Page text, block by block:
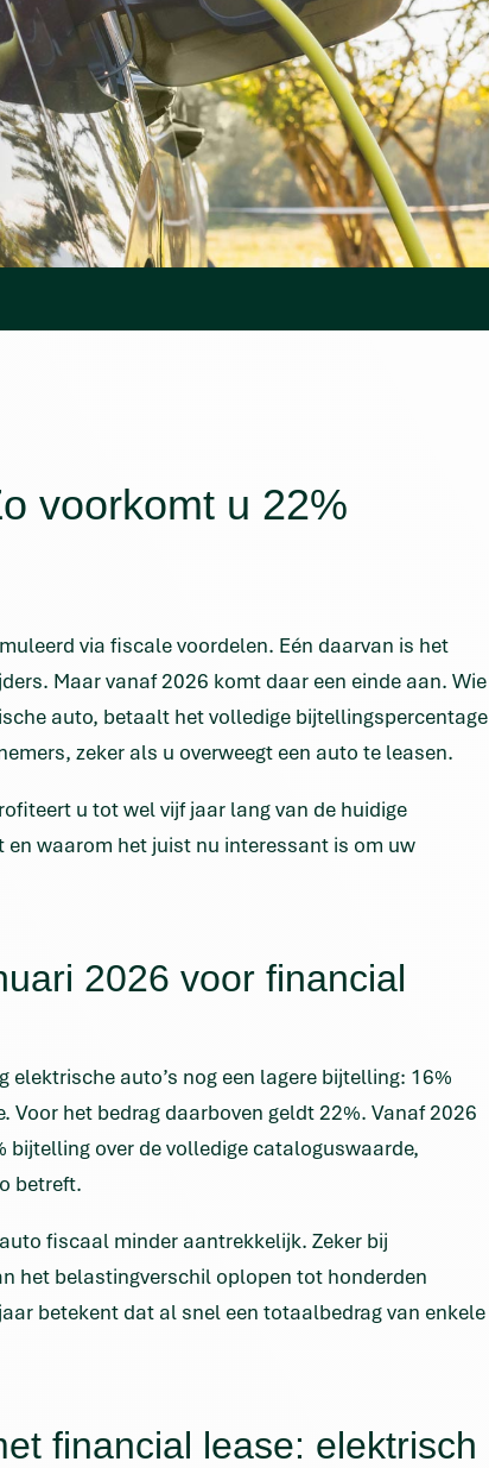
voorkomt u 22%
via fiscale voordelen. Eén daarvan is het
Maar vanaf 2026 komt daar een einde aan. Wie
auto, betaalt het volledige bijtellingspercentage
zeker als u overweegt een auto te leasen.
u tot wel vijf jaar lang van de huidige
waarom het juist nu interessant is om uw
2026 voor financial
auto’s nog een lagere bijtelling: 16%
het bedrag daarboven geldt 22%. Vanaf 2026
over de volledige cataloguswaarde,
betreft.
fiscaal minder aantrekkelijk. Zeker bij
het belastingverschil oplopen tot honderden
betekent dat al snel een totaalbedrag van enkele
financial lease: elektrisch